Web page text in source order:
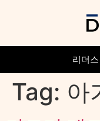
리더스
Tag: 아